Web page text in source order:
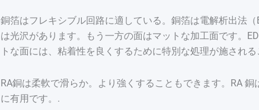
銅箔はフレキシブル回路に適している。銅箔は電解析出法
は光沢があります。もう一方の面はマットな加工面です。
トな面には、粘着性を良くするために特別な処理が施され
RA銅は柔軟で滑らか。より強くすることもできます。RA
に有用です。.